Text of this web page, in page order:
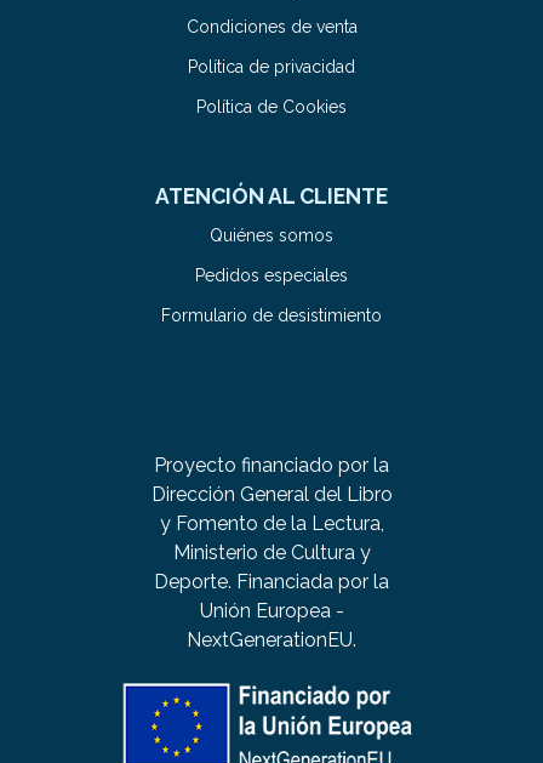
Condiciones de venta
Política de privacidad
Política de Cookies
ATENCIÓN AL CLIENTE
Quiénes somos
Pedidos especiales
Formulario de desistimiento
Proyecto financiado por la
Dirección General del Libro
y Fomento de la Lectura,
Ministerio de Cultura y
Deporte. Financiada por la
Unión Europea -
NextGenerationEU.